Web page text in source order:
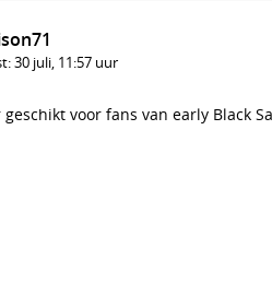
30 juli, 11:57 uur
geschikt voor fans van early Black